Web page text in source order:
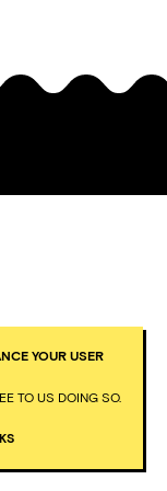
YOUR USER
TO US DOING SO.